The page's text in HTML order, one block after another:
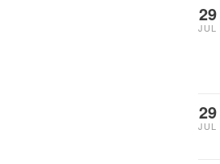
29
JUL
29
JUL